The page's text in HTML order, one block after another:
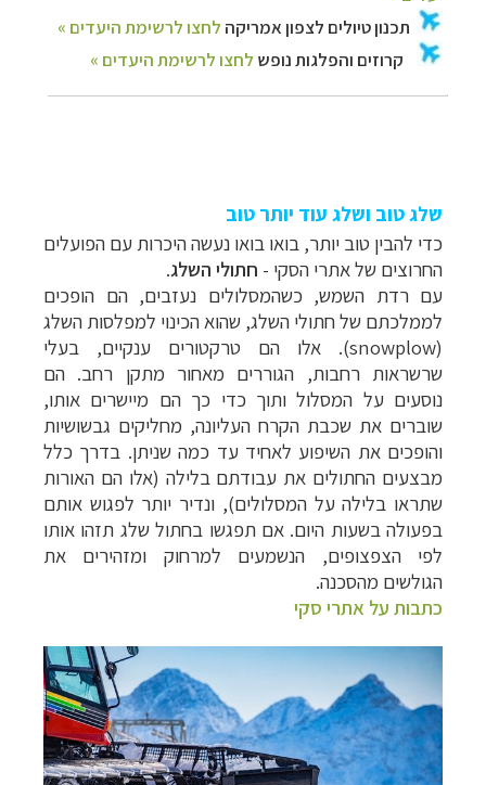
שלג טוב ושלג עוד יותר טוב
כדי להבין טוב יותר, בואו בואו נעשה היכרות עם הפועלים
החרוצים של אתרי הסקי - חתולי השלג.
עם רדת השמש, כשהמסלולים נעזבים, הם הופכים
לממלכתם של חתולי השלג, שהוא הכינוי למפלסות השלג
(
snowplow). אלו הם טרקטורים ענקיים, בעלי
שרשראות רחבות, הגוררים מאחור מתקן רחב. הם
נוסעים על המסלול ותוך כדי כך הם מיישרים אותו,
שוברים את שכבת הקרח העליונה, מחליקים גבשושיות
והופכים את השיפוע לאחיד עד כמה שניתן. בדרך כלל
מבצעים החתולים את עבודתם בלילה (אלו הם האורות
שתראו בלילה על המסלולים), ונדיר יותר לפגוש אותם
בפעולה בשעות היום. אם תפגשו בחתול שלג תזהו אותו
לפי הצפצופים, הנשמעים למרחוק ומזהירים את
הגולשים מהסכנה.
כתבות על אתרי סקי